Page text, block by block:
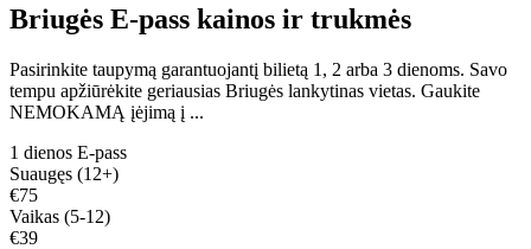
Briugės E-pass kainos ir trukmės
Pasirinkite taupymą garantuojantį bilietą 1, 2 arba 3 dienoms. Savo
tempu apžiūrėkite geriausias Briugės lankytinas vietas. Gaukite
NEMOKAMĄ įėjimą į ...
1 dienos E-pass
Suaugęs (12+)
€75
Vaikas (5-12)
€39